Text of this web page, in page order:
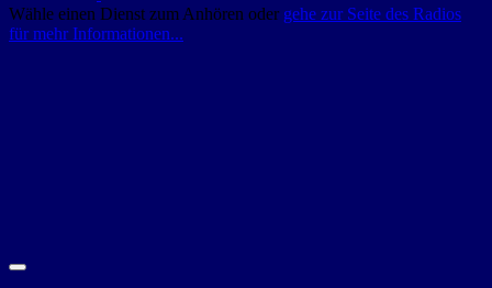
Wähle einen Dienst zum Anhören oder gehe zur Seite des Radios
für mehr Informationen...